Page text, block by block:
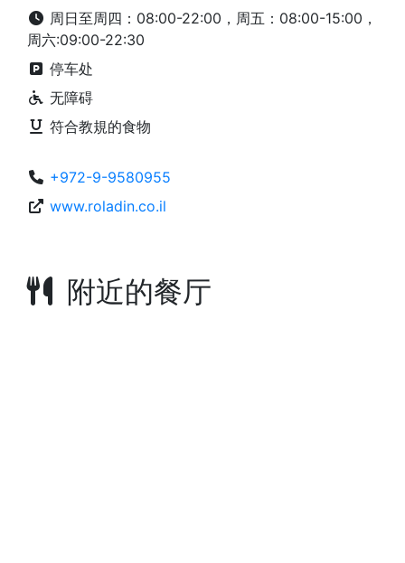
周日至周四：08:00-22:00，周五：08:00-15:00，
周六:09:00-22:30
停车处
无障碍
符合教規的食物
+972-9-9580955
www.roladin.co.il
附近的餐厅